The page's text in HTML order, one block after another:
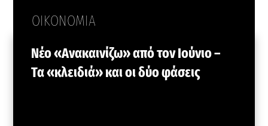
ΟΙΚΟΝΟΜΙΑ
Νέο «Ανακαινίζω» από τον Ιούνιο –
Τα «κλειδιά» και οι δύο φάσεις